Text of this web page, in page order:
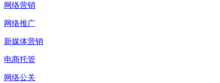
网络营销
网络推广
新媒体营销
电商托管
网络公关